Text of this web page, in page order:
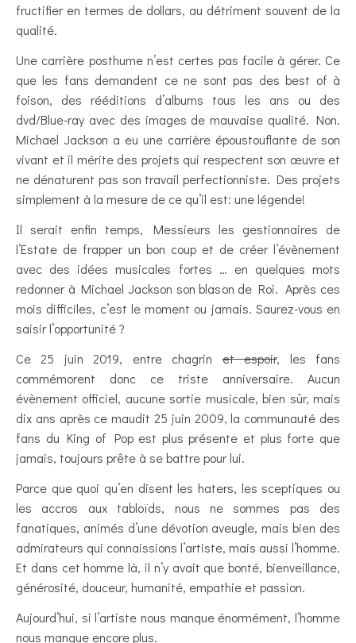
fructifier en termes de dollars, au détriment souvent de la
qualité.
Une carrière posthume n’est certes pas facile à gérer. Ce
que les fans demandent ce ne sont pas des best of à
foison, des rééditions d’albums tous les ans ou des
dvd/Blue-ray avec des images de mauvaise qualité. Non.
Michael Jackson a eu une carrière époustouflante de son
vivant et il mérite des projets qui respectent son œuvre et
ne dénaturent pas son travail perfectionniste. Des projets
simplement à la mesure de ce qu’il est: une légende!
Il serait enfin temps, Messieurs les gestionnaires de
l’Estate de frapper un bon coup et de créer l’évènement
avec des idées musicales fortes … en quelques mots
redonner à Michael Jackson son blason de Roi. Après ces
mois difficiles, c’est le moment ou jamais. Saurez-vous en
saisir l’opportunité ?
Ce 25 juin 2019, entre chagrinet espoir, les fans
commémorent donc ce triste anniversaire. Aucun
évènement officiel, aucune sortie musicale, bien sûr, mais
dix ans après ce maudit 25 juin 2009, la communauté des
fans du King of Pop est plus présente et plus forte que
jamais, toujours prête à se battre pour lui.
Parce que quoi qu’en disent les haters, les sceptiques ou
les accros aux tabloïds, nous ne sommes pas des
fanatiques, animés d’une dévotion aveugle, mais bien des
admirateurs qui connaissions l’artiste, mais aussi l’homme.
Et dans cet homme là, il n’y avait que bonté, bienveillance,
générosité, douceur, humanité, empathie et passion.
Aujourd’hui, si l’artiste nous manque énormément, l’homme
nous manque encore plus.